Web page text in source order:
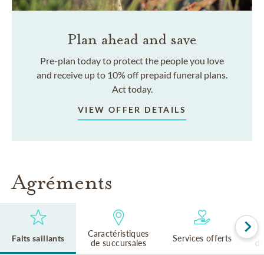
Plan ahead and save
Pre-plan today to protect the people you love
and receive up to 10% off prepaid funeral plans.
Act today.
VIEW OFFER DETAILS
Agréments
Faits saillants
Caractéristiques
de succursales
Services offerts